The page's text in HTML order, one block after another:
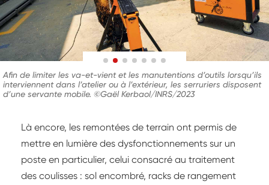
Afin de limiter les va-et-vient et les manutentions d’outils lorsqu’ils
interviennent dans l’atelier ou à l’extérieur, les serruriers disposent
d’une servante mobile. ©Gaël Kerbaol/INRS/2023
Là encore, les remontées de terrain ont permis de
mettre en lumière des dysfonctionnements sur un
poste en particulier, celui consacré au traitement
des coulisses : sol encombré, racks de rangement